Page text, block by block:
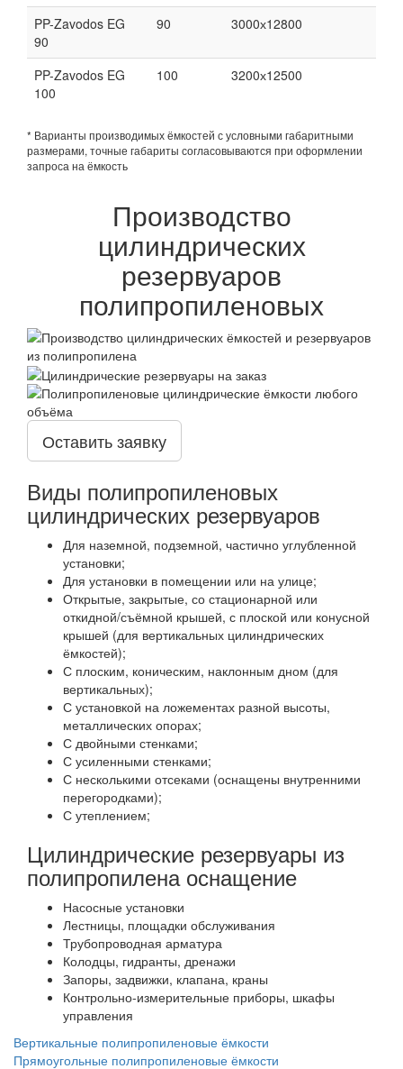
PP-Zavodos EG
90
90 3000х12800
PP-Zavodos EG
100
100 3200х12500
* Варианты производимых ёмкостей с условными габаритными
размерами, точные габариты согласовываются при оформлении
запроса на ёмкость
Производство
цилиндрических
резервуаров
полипропиленовых
Оставить заявку
Виды полипропиленовых
цилиндрических резервуаров
Для наземной, подземной, частично углубленной
установки;
Для установки в помещении или на улице;
Открытые, закрытые, со стационарной или
откидной/съёмной крышей, с плоской или конусной
крышей (для вертикальных цилиндрических
ёмкостей);
С плоским, коническим, наклонным дном (для
вертикальных);
С установкой на ложементах разной высоты,
металлических опорах;
С двойными стенками;
С усиленными стенками;
С несколькими отсеками (оснащены внутренними
перегородками);
С утеплением;
Цилиндрические резервуары из
полипропилена оснащение
Насосные установки
Лестницы, площадки обслуживания
Трубопроводная арматура
Колодцы, гидранты, дренажи
Запоры, задвижки, клапана, краны
Контрольно-измерительные приборы, шкафы
управления
Вертикальные полипропиленовые ёмкости
Прямоугольные полипропиленовые ёмкости